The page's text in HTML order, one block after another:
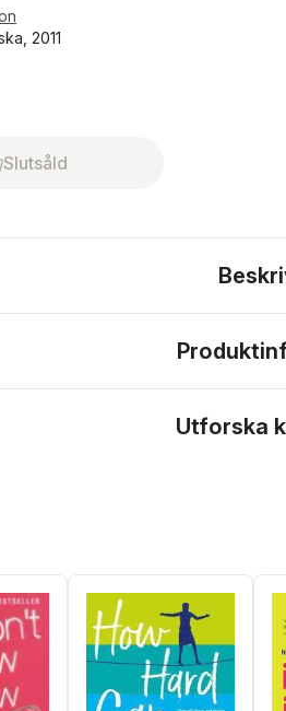
2011
Totalt antal röster:
Slutsåld
Utforska